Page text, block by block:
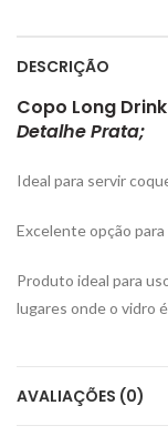
DESCRIÇÃO
Copo Long Drink
Detalhe Prata;
Ideal para servir
Excelente opção
Produto ideal para
lugares onde o vidro
AVALIAÇÕES (0)